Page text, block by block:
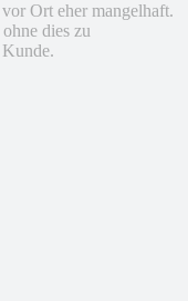
Ort eher mangelhaft.
dies zu